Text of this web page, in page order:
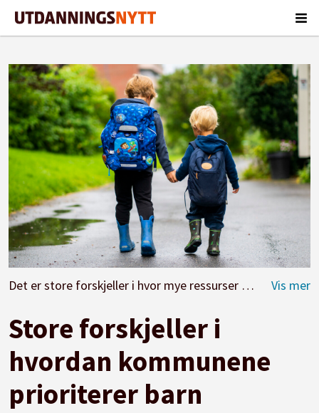
Det er store forskjeller i hvor mye ressurser kommunene bruker på barn.
Store forskjeller i
hvordan kommunene
prioriterer barn